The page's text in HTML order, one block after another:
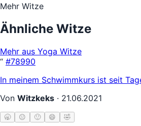
Mehr Witze
Ähnliche Witze
Mehr aus Yoga Witze
“ #78990
In meinem Schwimmkurs ist seit
Von Witzkeks · 21.06.2021
🥱 😐 🙂 😄 🤣